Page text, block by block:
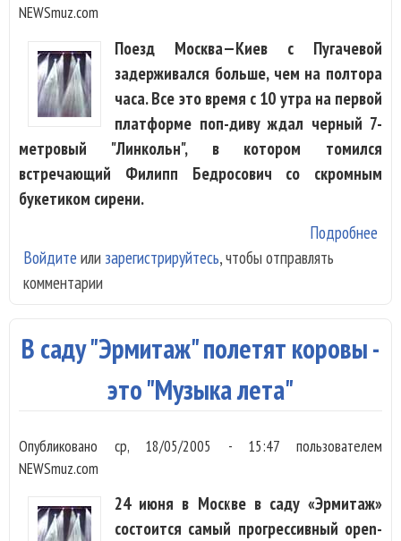
NEWSmuz.com
Поезд Москва—Киев с Пугачевой
задерживался больше, чем на полтора
часа. Все это время с 10 утра на первой
платформе поп-диву ждал черный 7-
метровый "Линкольн", в котором томился
встречающий Филипп Бедросович со скромным
букетиком сирени.
Подробнее
Войдите или зарегистрируйтесь, чтобы отправлять
комментарии
В саду "Эрмитаж" полетят коровы -
это "Музыка лета"
Опубликовано ср, 18/05/2005 - 15:47 пользователем
NEWSmuz.com
24 июня в Москве в cаду «Эрмитаж»
состоится самый прогрессивный open-